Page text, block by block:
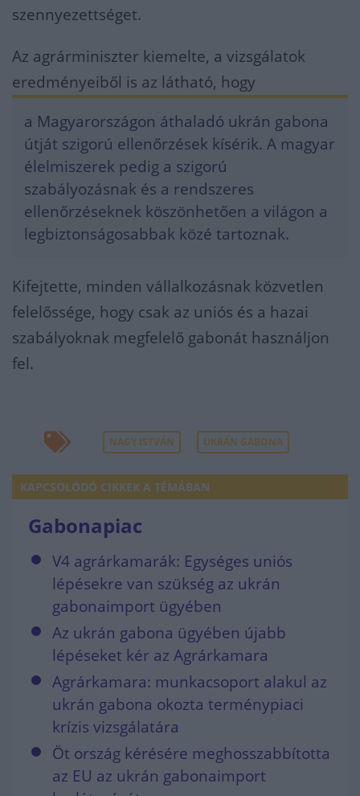
szennyezettséget.
Az agrárminiszter kiemelte, a vizsgálatok
eredményeiből is az látható, hogy
a Magyarországon áthaladó ukrán gabona
útját szigorú ellenőrzések kísérik. A magyar
élelmiszerek pedig a szigorú
szabályozásnak és a rendszeres
ellenőrzéseknek köszönhetően a világon a
legbiztonságosabbak közé tartoznak.
Kifejtette, minden vállalkozásnak közvetlen
felelőssége, hogy csak az uniós és a hazai
szabályoknak megfelelő gabonát használjon
fel.
NAGY ISTVÁN UKRÁN GABONA
KAPCSOLÓDÓ CIKKEK A TÉMÁBAN
Gabonapiac
V4 agrárkamarák: Egységes uniós
lépésekre van szükség az ukrán
gabonaimport ügyében
Az ukrán gabona ügyében újabb
lépéseket kér az Agrárkamara
Agrárkamara: munkacsoport alakul az
ukrán gabona okozta terménypiaci
krízis vizsgálatára
Öt ország kérésére meghosszabbította
az EU az ukrán gabonaimport